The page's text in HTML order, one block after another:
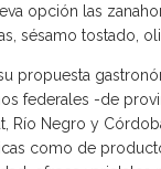
opción las
sésamo tostado,
propuesta
federales -de
Río Negro y
como de